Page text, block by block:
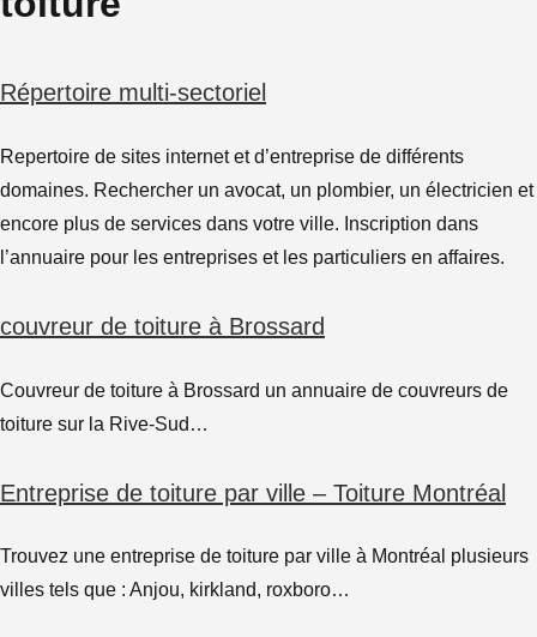
Répertoire multi-sectoriel
Repertoire de sites internet et d’entreprise de différents
domaines. Rechercher un avocat, un plombier, un électricien et
encore plus de services dans votre ville. Inscription dans
l’annuaire pour les entreprises et les particuliers en affaires.
couvreur de toiture à Brossard
Couvreur de toiture à Brossard un annuaire de couvreurs de
toiture sur la Rive-Sud…
Entreprise de toiture par ville – Toiture Montréal
Trouvez une entreprise de toiture par ville à Montréal plusieurs
villes tels que : Anjou, kirkland, roxboro…